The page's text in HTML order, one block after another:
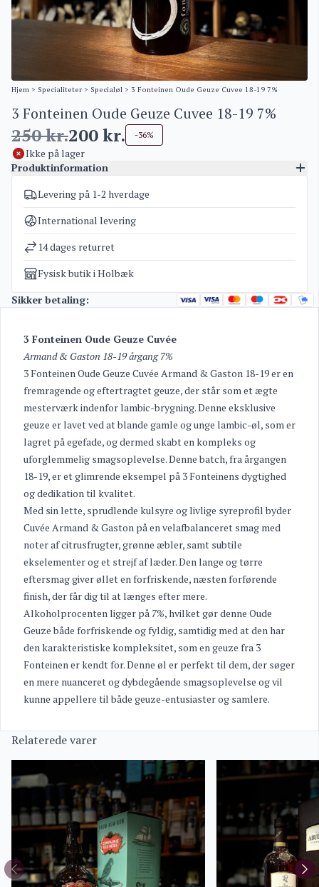
Hjem > Specialiteter > Specialøl > 3 Fonteinen Oude Geuze Cuvee 18-19 7%
3 Fonteinen Oude Geuze Cuvee 18-19 7%
250kr.200kr. -36%
Ikke på lager
Produktinformation
Varenummer
3558
Kategorier
Vægt
1,6 kg
Levering på 1-2 hverdage
International levering
14 dages returret
Fysisk butik i Holbæk
Sikker betaling:
3 Fonteinen Oude Geuze Cuvée
Armand & Gaston 18-19 årgang 7%
3 Fonteinen Oude Geuze Cuvée Armand & Gaston 18-19 er en
fremragende og eftertragtet geuze, der står som et ægte
mesterværk indenfor lambic-brygning. Denne eksklusive
geuze er lavet ved at blande gamle og unge lambic-øl, som er
lagret på egefade, og dermed skabt en kompleks og
uforglemmelig smagsoplevelse. Denne batch, fra årgangen
18-19, er et glimrende eksempel på 3 Fonteinens dygtighed
og dedikation til kvalitet.
Med sin lette, sprudlende kulsyre og livlige syreprofil byder
Cuvée Armand & Gaston på en velafbalanceret smag med
noter af citrusfrugter, grønne æbler, samt subtile
ekselementer og et strejf af læder. Den lange og tørre
eftersmag giver øllet en forfriskende, næsten forførende
finish, der får dig til at længes efter mere.
Alkoholprocenten ligger på 7%, hvilket gør denne Oude
Geuze både forfriskende og fyldig, samtidig med at den har
den karakteristiske kompleksitet, som en geuze fra 3
Fonteinen er kendt for. Denne øl er perfekt til dem, der søger
en mere nuanceret og dybdegående smagsoplevelse og vil
kunne appellere til både geuze-entusiaster og samlere.
Relaterede varer